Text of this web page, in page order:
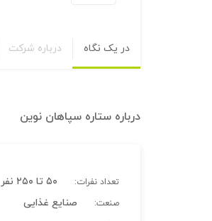
در یک نگاه درباره شرکت
درباره ستاره سپاهان نوین
تعداد نفرات: ۵۰ تا ۲۵۰ نفر
صنعت: صنایع غذایی